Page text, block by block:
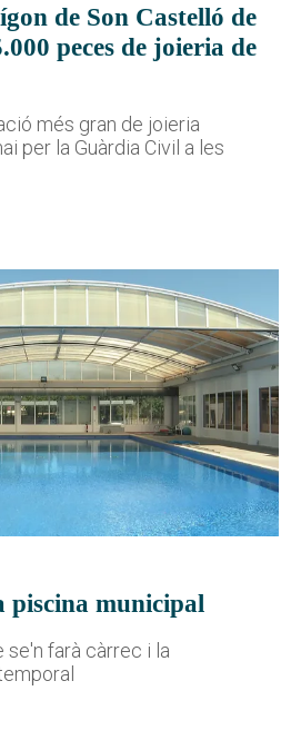
de Son Castelló de
peces de joieria de
més gran de joieria
per la Guàrdia Civil a les
piscina municipal
se'n farà càrrec i la